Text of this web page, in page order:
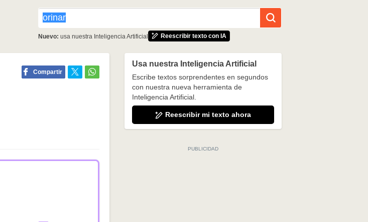
Nuevo: usa nuestra Inteligencia Artificial Reescribir texto con IA
Compartir
Usa nuestra Inteligencia Artificial
Escribe textos sorprendentes en segundos
con nuestra nueva herramienta de
Inteligencia Artificial.
Reescribir mi texto ahora